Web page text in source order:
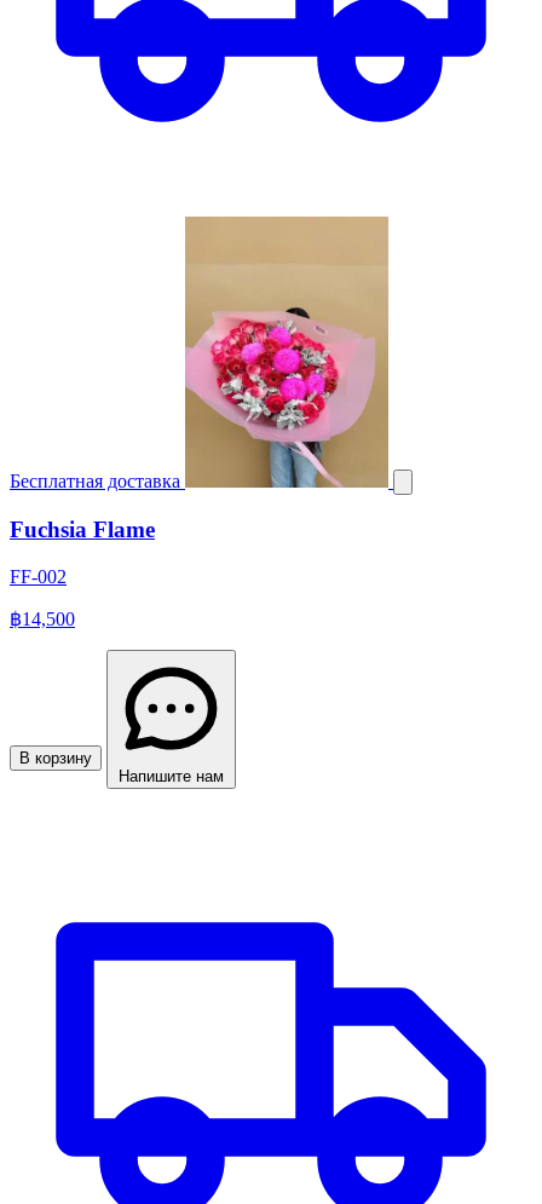
Бесплатная доставка
Fuchsia Flame
FF-002
฿14,500
В корзину
Напишите нам